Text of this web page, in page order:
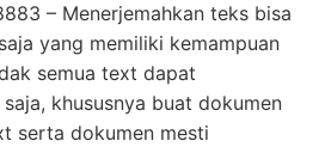
– Menerjemahkan teks bisa
yang memiliki kemampuan
semua text dapat
khususnya buat dokumen
serta dokumen mesti